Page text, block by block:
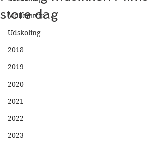
Mellemtrin
Udskoling
2018
2019
2020
2021
2022
2023
store dag